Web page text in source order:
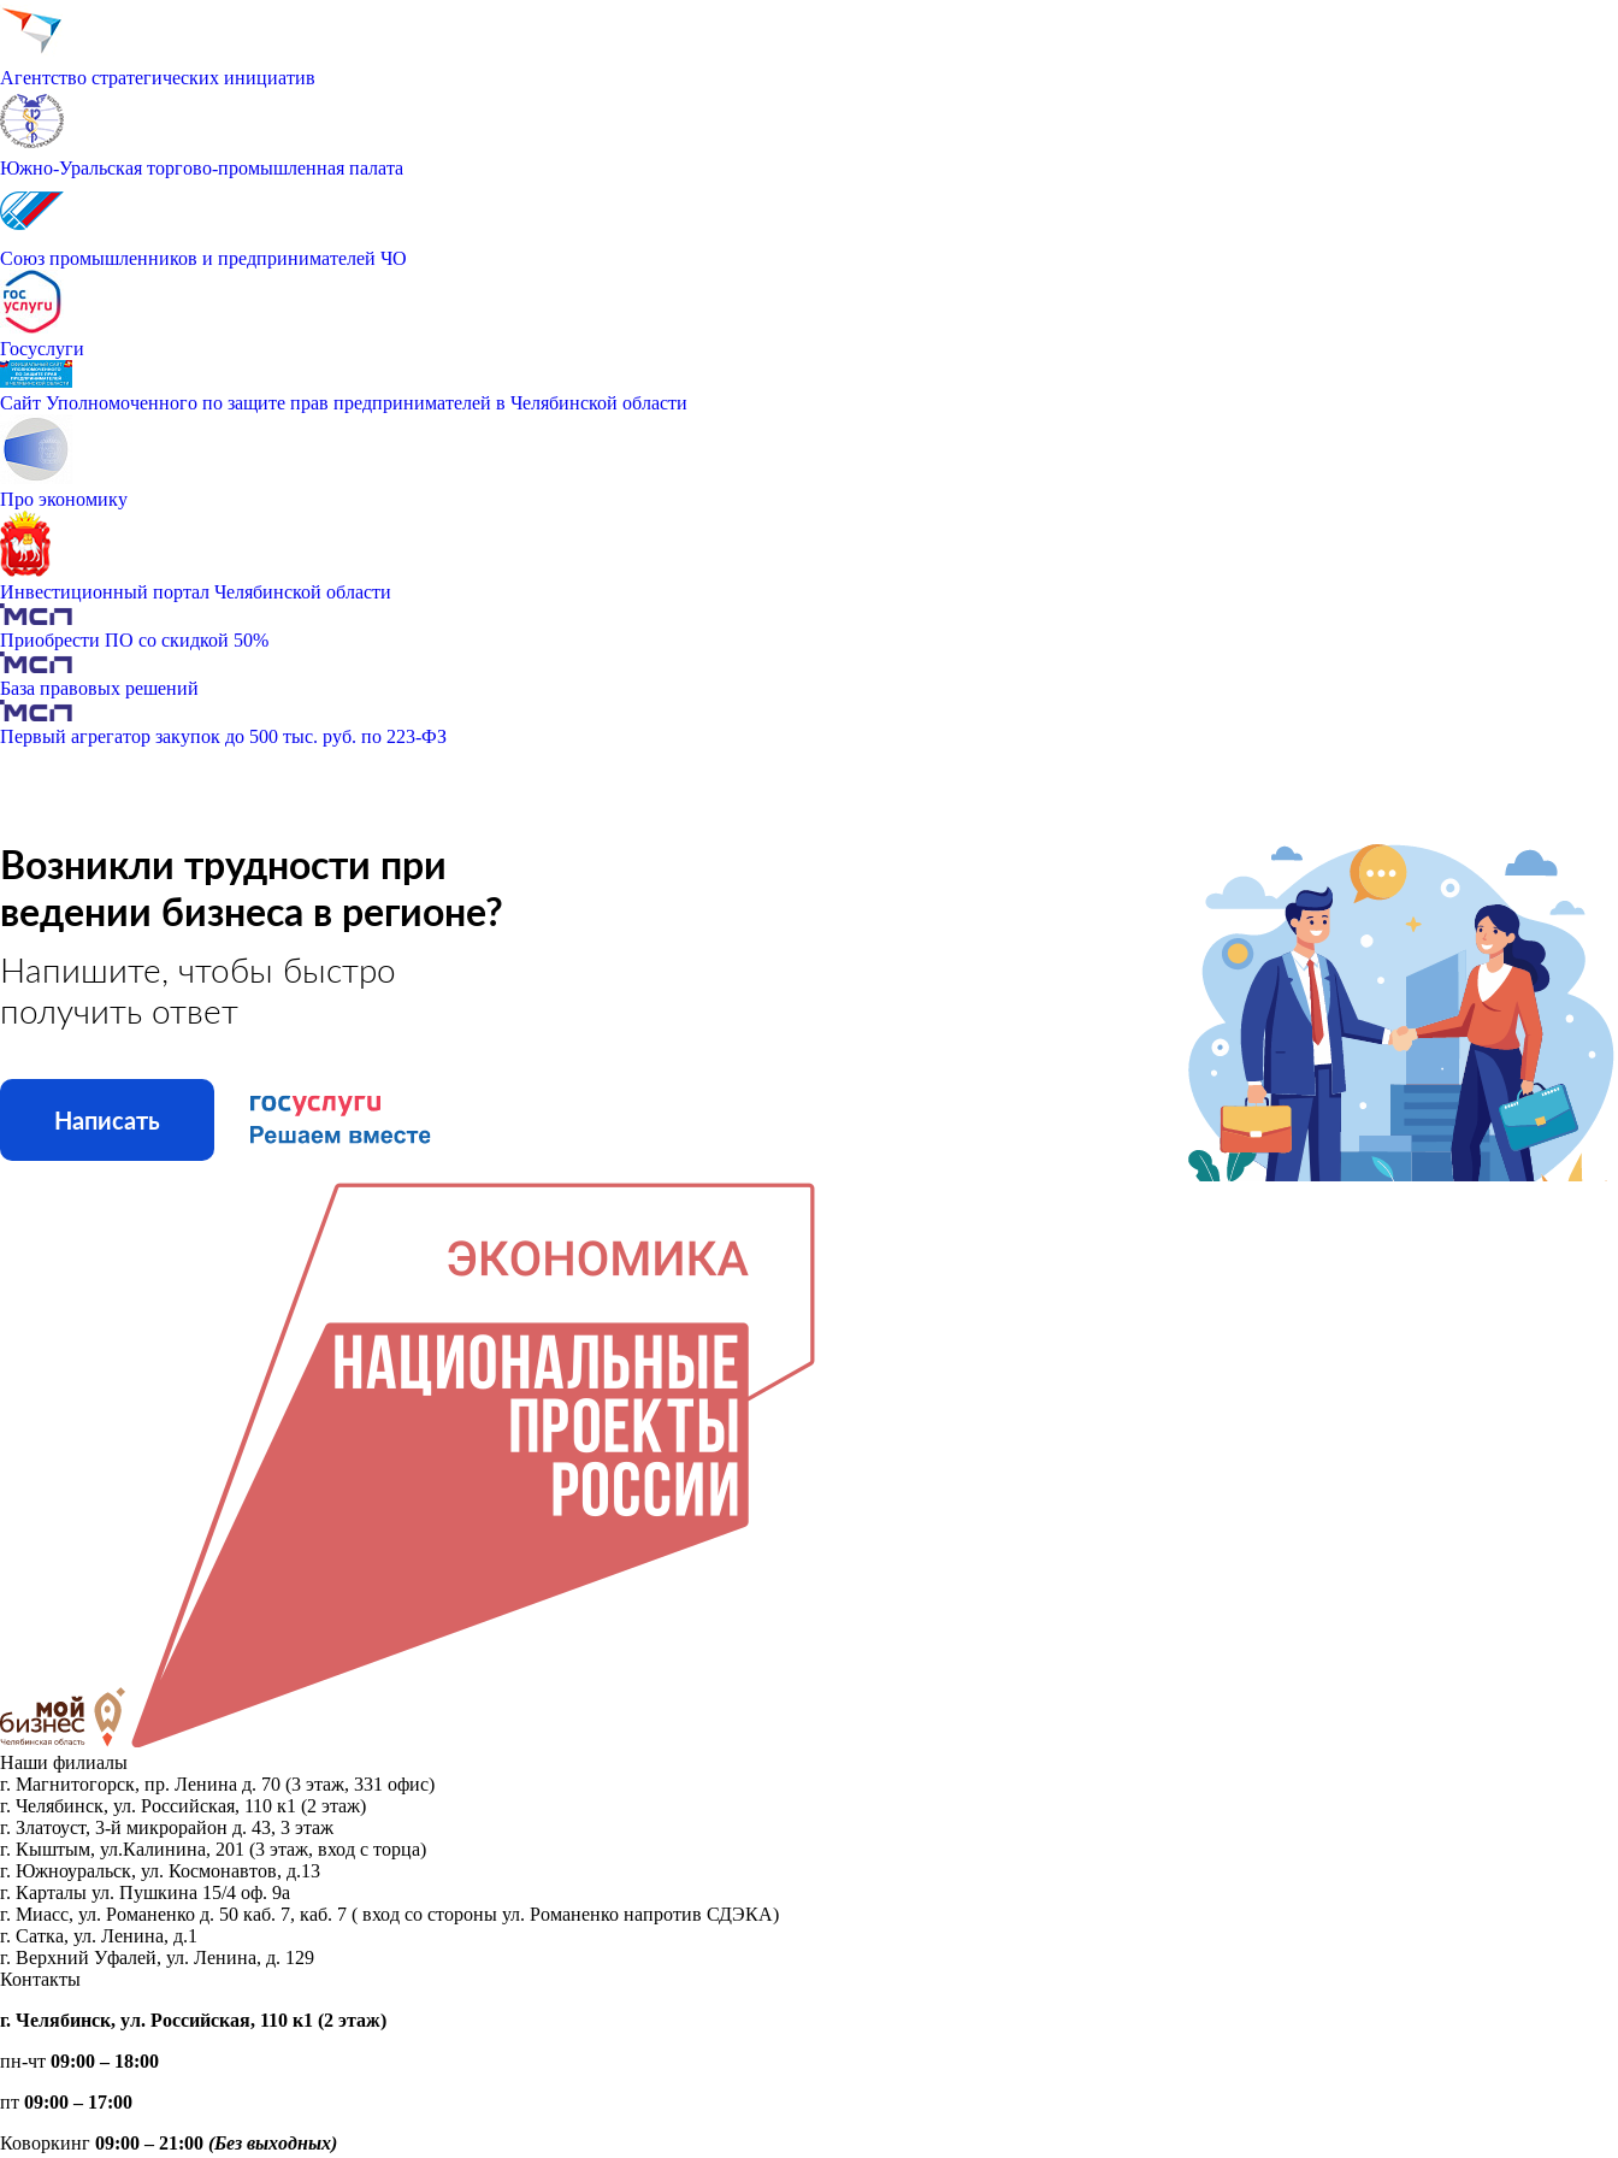
Агентство стратегических инициатив
Южно-Уральская торгово-промышленная палата
Союз промышленников и предпринимателей ЧО
Госуслуги
Сайт Уполномоченного по защите прав предпринимателей в Челябинской области
Про экономику
Инвестиционный портал Челябинской области
Приобрести ПО со скидкой 50%
База правовых решений
Первый агрегатор закупок до 500 тыс. руб. по 223-ФЗ
Возникли трудности при
ведении бизнеса в регионе?
Напишите, чтобы быстро
получить ответ
Написать
Наши филиалы
г. Магнитогорск, пр. Ленина д. 70 (3 этаж, 331 офис)
г. Челябинск, ул. Российская, 110 к1 (2 этаж)
г. Златоуст, 3-й микрорайон д. 43, 3 этаж
г. Кыштым, ул.Калинина, 201 (3 этаж, вход с торца)
г. Южноуральск, ул. Космонавтов, д.13
г. Карталы ул. Пушкина 15/4 оф. 9а
г. Миасс, ул. Романенко д. 50 каб. 7, каб. 7 ( вход со стороны ул. Романенко напротив СДЭКА)
г. Сатка, ул. Ленина, д.1
г. Верхний Уфалей, ул. Ленина, д. 129
Контакты
г. Челябинск, ул. Российская, 110 к1 (2 этаж)
пн-чт 09:00 – 18:00
пт 09:00 – 17:00
Коворкинг 09:00 – 21:00 (Без выходных)